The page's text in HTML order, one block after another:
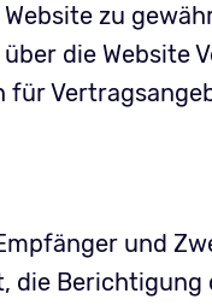
zu
die Website
und
die